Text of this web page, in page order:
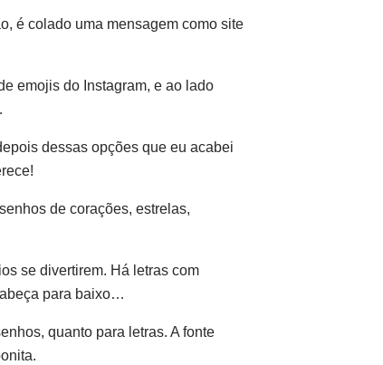
é colado uma mensagem como site
emojis do Instagram, e ao lado
dessas opções que eu acabei
de corações, estrelas,
se divertirem. Há letras com
para baixo…
quanto para letras. A fonte